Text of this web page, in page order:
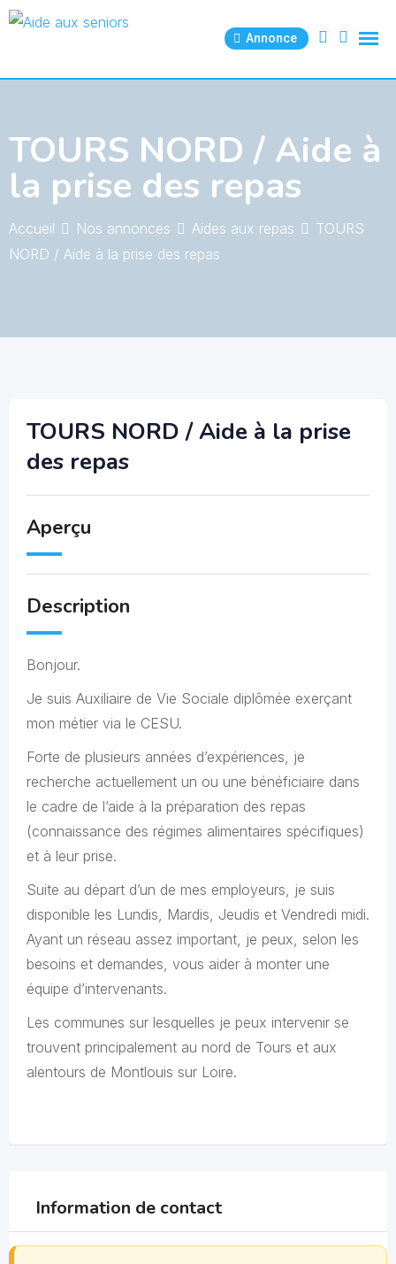
Skip
Annonce
TOURS NORD / Aide à
la prise des repas
Accueil Nos annonces Aides aux repas
TOURS
NORD / Aide à la prise des repas
TOURS NORD / Aide à la prise
des repas
Aperçu
Description
Bonjour.
Je suis Auxiliaire de Vie Sociale diplômée exerçant
mon métier via le CESU.
Forte de plusieurs années d’expériences, je
recherche actuellement un ou une bénéficiaire dans
le cadre de l’aide à la préparation des repas
(connaissance des régimes alimentaires spécifiques)
et à leur prise.
Suite au départ d’un de mes employeurs, je suis
disponible les Lundis, Mardis, Jeudis et Vendredi midi.
Ayant un réseau assez important, je peux, selon les
besoins et demandes, vous aider à monter une
équipe d’intervenants.
Les communes sur lesquelles je peux intervenir se
trouvent principalement au nord de Tours et aux
alentours de Montlouis sur Loire.
Information de contact